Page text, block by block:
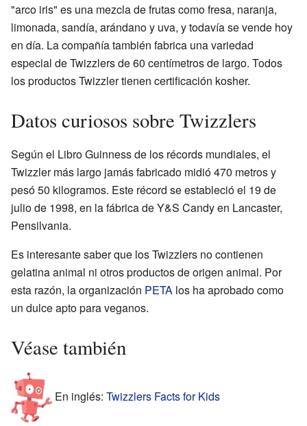
"arco iris" es una mezcla de frutas como fresa, naranja,
limonada, sandía, arándano y uva, y todavía se vende hoy
en día. La compañía también fabrica una variedad
especial de Twizzlers de 60 centímetros de largo. Todos
los productos Twizzler tienen certificación kosher.
Datos curiosos sobre Twizzlers
Según el Libro Guinness de los récords mundiales, el
Twizzler más largo jamás fabricado midió 470 metros y
pesó 50 kilogramos. Este récord se estableció el 19 de
julio de 1998, en la fábrica de Y&S Candy en Lancaster,
Pensilvania.
Es interesante saber que los Twizzlers no contienen
gelatina animal ni otros productos de origen animal. Por
esta razón, la organización PETA los ha aprobado como
un dulce apto para veganos.
Véase también
En inglés: Twizzlers Facts for Kids